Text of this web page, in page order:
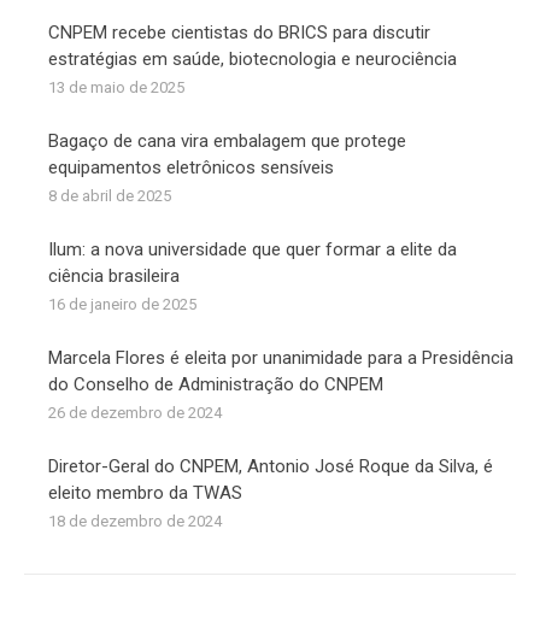
CNPEM recebe cientistas do BRICS para discutir
estratégias em saúde, biotecnologia e neurociência
13 de maio de 2025
Bagaço de cana vira embalagem que protege
equipamentos eletrônicos sensíveis
8 de abril de 2025
Ilum: a nova universidade que quer formar a elite da
ciência brasileira
16 de janeiro de 2025
Marcela Flores é eleita por unanimidade para a Presidência
do Conselho de Administração do CNPEM
26 de dezembro de 2024
Diretor-Geral do CNPEM, Antonio José Roque da Silva, é
eleito membro da TWAS
18 de dezembro de 2024